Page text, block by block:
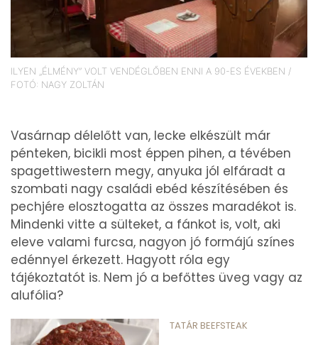
ILYEN „ÉLMÉNY” VOLT VENDÉGLŐBEN ENNI A 90-ES ÉVEKBEN /
FOTÓ: NAGY ZOLTÁN
Vasárnap délelőtt van, lecke elkészült már
pénteken, bicikli most éppen pihen, a tévében
spagettiwestern megy, anyuka jól elfáradt a
szombati nagy családi ebéd készítésében és
pechjére elosztogatta az összes maradékot is.
Mindenki vitte a sülteket, a fánkot is, volt, aki
eleve valami furcsa, nagyon jó formájú színes
edénnyel érkezett. Hagyott róla egy
tájékoztatót is. Nem jó a befőttes üveg vagy az
alufólia?
TATÁR BEEFSTEAK